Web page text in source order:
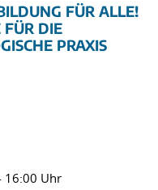
FÜR ALLE!
FÜR DIE
PRAXIS
16:00 Uhr